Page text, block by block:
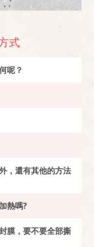
式
呢？
，還有其他的方法
熱嗎?
膜，要不要全部撕